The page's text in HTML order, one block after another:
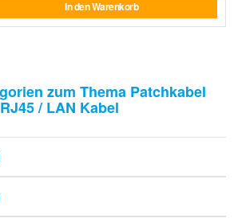
In den Warenkorb
zum Thema Patchkabel
RJ45 / LAN Kabel